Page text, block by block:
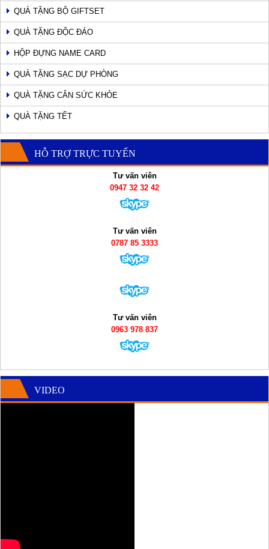
QUÀ TẶNG BỘ GIFTSET
QUÀ TẶNG ĐỘC ĐÁO
HỘP ĐỰNG NAME CARD
QUÀ TẶNG SẠC DỰ PHÒNG
QUÀ TẶNG CÂN SỨC KHỎE
QUÀ TẶNG TẾT
HỖ TRỢ TRỰC TUYẾN
Tư vấn viên
0947 32 32 42
Tư vấn viên
0787 85 3333
Tư vấn viên
0963 978 837
VIDEO